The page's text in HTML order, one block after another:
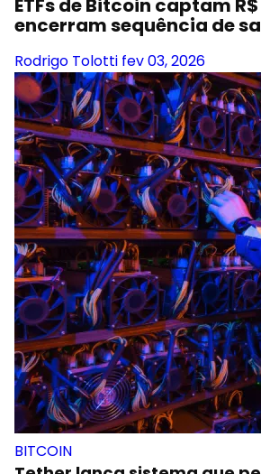
ETFs de Bitcoin captam
encerram sequência de
Rodrigo Tolotti fev 03, 2026
BITCOIN